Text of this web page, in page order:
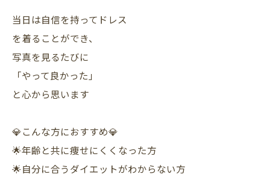
当日は自信を持ってドレス
を着ることができ、
写真を見るたびに
「やって良かった」
と心から思います
💎こんな方におすすめ💎
🌟年齢と共に痩せにくくなった方
🌟自分に合うダイエットがわからない方